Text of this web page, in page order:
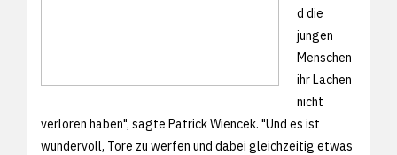
d die
jungen
Menschen
ihr Lachen
nicht
verloren haben", sagte Patrick Wiencek. "Und es ist
wundervoll, Tore zu werfen und dabei gleichzeitig etwas